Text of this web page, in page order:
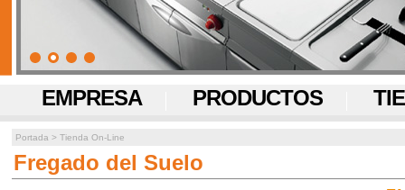
EMPRESA PRODUCTOS
Portada > Tienda On-Line
Fregado del Suelo